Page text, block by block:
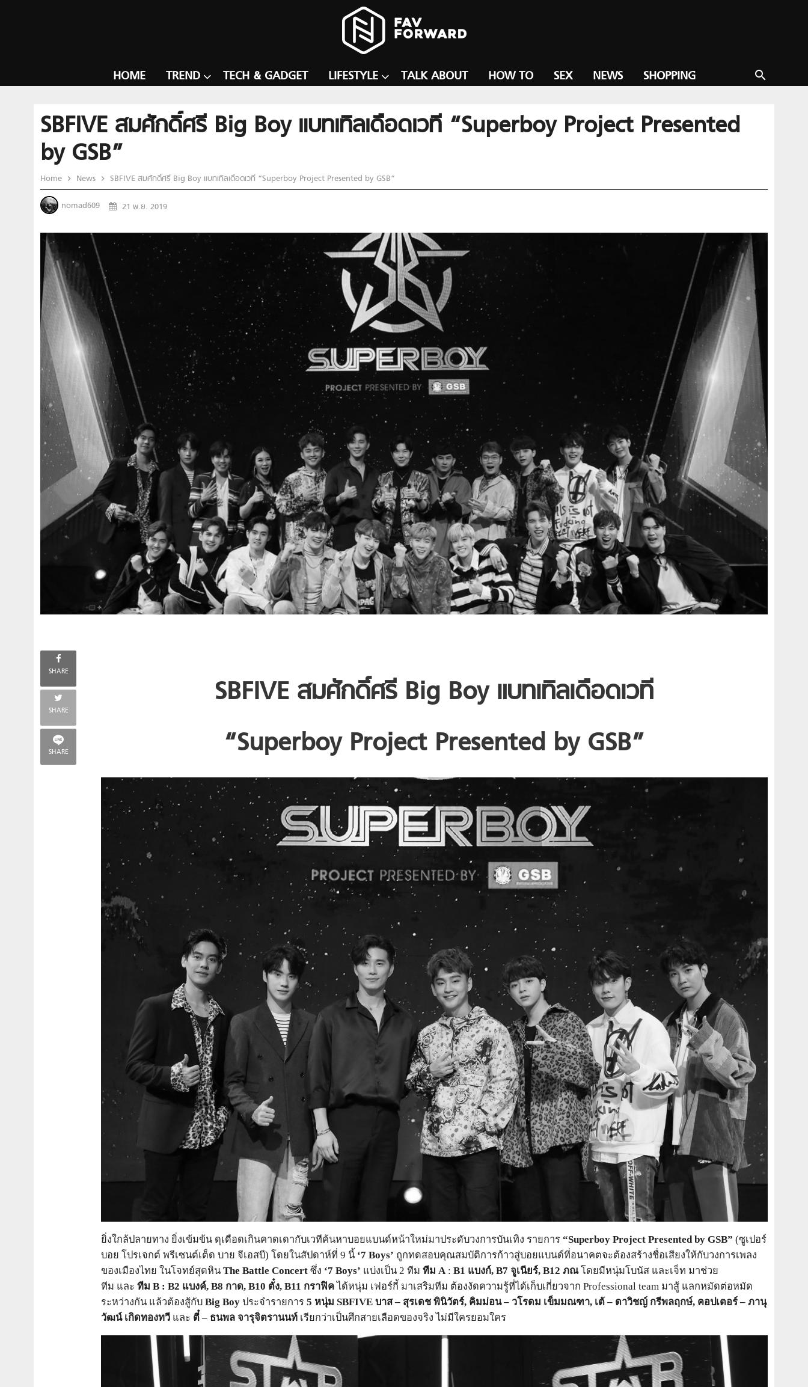
search
HOME TREND TECH & GADGET LIFESTYLE TALK ABOUT HOW TO SEX NEWS SHOPPING
SBFIVE สมศักดิ์ศรี Big Boy แบทเทิลเดือดเวที “Superboy Project Presented
by GSB”
Home News SBFIVE สมศักดิ์ศรี Big Boy แบทเทิลเดือดเวที “Superboy Project Presented by GSB”
nomad609 21 พ.ย. 2019
SHARE
SHARE
SHARE
SBFIVE สมศักดิ์ศรี Big Boy แบทเทิลเดือดเวที
“Superboy Project Presented by GSB”
ยิ่งใกล้ปลายทาง ยิ่งเข้มข้น ดุเดือดเกินคาดเดากับเวทีค้นหาบอยแบนด์หน้าใหม่มาประดับวงการบันเทิง รายการ “Superboy Project Presented by GSB” (ซูเปอร์
บอย โปรเจกต์ พรีเซนต์เต็ด บาย จีเอสบี) โดยในสัปดาห์ที่ 9 นี้ ‘7 Boys’ ถูกทดสอบคุณสมบัติการก้าวสู่บอยแบนด์ที่อนาคตจะต้องสร้างชื่อเสียงให้กับวงการเพลง
ของเมืองไทย ในโจทย์สุดหิน The Battle Concert ซึ่ง ‘7 Boys’ แบ่งเป็น 2 ทีม ทีม A : B1 แบงก์, B7 จูเนียร์, B12 ภณโดยมีหนุ่มโบนัส และเจ็ท มาช่วย
ทีม และ ทีม B : B2 แบงค์, B8 กาด, B10 ตั๋ง, B11 กราฟิคได้หนุ่ม เฟอร์กี้ มาเสริมทีม ต้องงัดความรู้ที่ได้เก็บเกี่ยวจาก Professional team มาสู้ แลกหมัดต่อหมัด
ระหว่างกัน แล้วต้องสู้กับ Big Boy ประจำรายการ 5 หนุ่ม SBFIVE บาส – สุรเดช พินิวัตร์, คิมม่อน – วโรดม เข็มมณฑา, เต้ – ดาวิชญ์ กรีพลฤกษ์, คอปเตอร์ – ภานุ
วัฒน์ เกิดทองทวี และ ตี๋ – ธนพล จารุจิตรานนท์ เรียกว่าเป็นศึกสายเลือดของจริง ไม่มีใครยอมใคร